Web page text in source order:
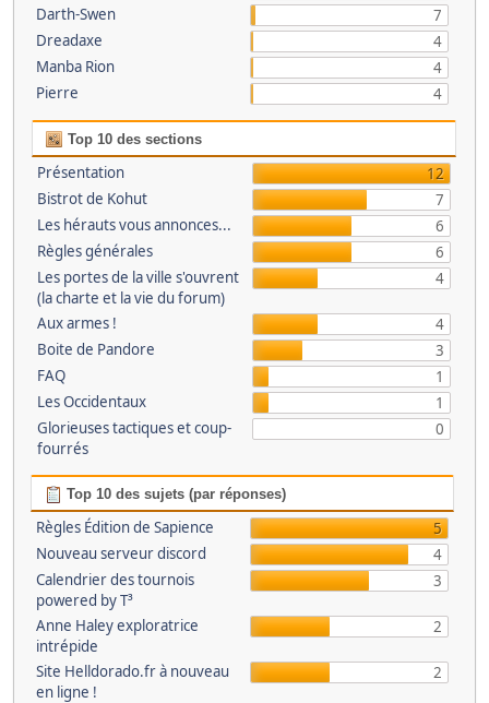
Darth-Swen
7
Dreadaxe
4
Manba Rion
4
Pierre
4
Top 10 des sections
Présentation
12
Bistrot de Kohut
7
Les hérauts vous annonces...
6
Règles générales
6
Les portes de la ville s'ouvrent
(la charte et la vie du forum)
4
Aux armes !
4
Boite de Pandore
3
FAQ
1
Les Occidentaux
1
Glorieuses tactiques et coup-
fourrés
0
Top 10 des sujets (par réponses)
Règles Édition de Sapience
5
Nouveau serveur discord
4
Calendrier des tournois
powered by T³
3
Anne Haley exploratrice
intrépide
2
Site Helldorado.fr à nouveau
en ligne !
2